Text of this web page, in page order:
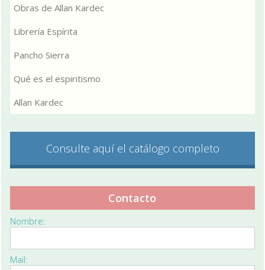
Obras de Allan Kardec
Librería Espírita
Pancho Sierra
Qué es el espiritismo
Allan Kardec
Consulte aquí el catálogo completo
Contacto
Nombre:
Mail: